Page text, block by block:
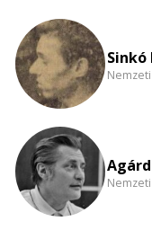
Sinkó